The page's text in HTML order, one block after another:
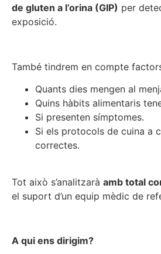
de gluten a l’orina (GIP) per
exposició.
També tindrem en compte
Quants dies mengen al
Quins hàbits alimentaris
Si presenten símptomes.
Si els protocols de cuina a
correctes.
Tot això s’analitzarà amb total
el suport d’un equip mèdic de
A qui ens dirigim?